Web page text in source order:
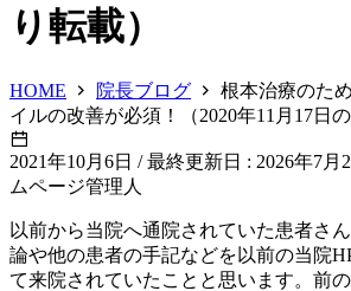
り転載）
HOME 院長ブログ
根本治療のた
イルの改善が必須！（2020年11月17日の
2021年10月6日 / 最終更新日 : 2026年7月
ムページ管理人
以前から当院へ通院されていた患者さ
論や他の患者の手記などを以前の当院
て来院されていたことと思います。前